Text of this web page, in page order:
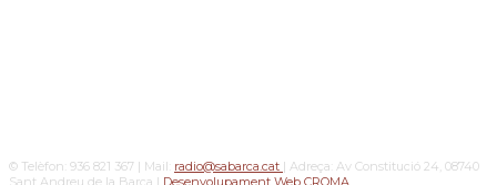
© Telèfon: 936 821 367 | Mail: radio@sabarca.cat | Adreça: Av Constitució 24, 08740
Sant Andreu de la Barca | Desenvolupament Web CROMA